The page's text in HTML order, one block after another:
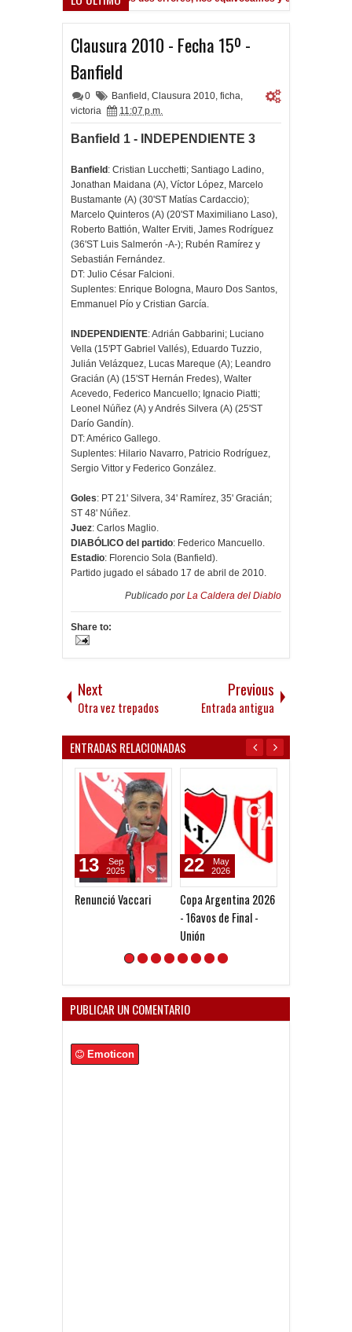
Clausura 2010 - Fecha 15º -
Banfield
0 Banfield , Clausura 2010, ficha,
victoria
11:07 p.m.
Banfield 1 - INDEPENDIENTE 3
Banfield : Cristian Lucchetti; Santiago Ladino,
Jonathan Maidana (A), Víctor López, Marcelo
Bustamante (A) (30'ST Matías Cardaccio);
Marcelo Quinteros (A) (20'ST Maximiliano Laso),
Roberto Battión, Walter Erviti, James Rodríguez
(36'ST Luis Salmerón -A-); Rubén Ramírez y
Sebastián Fernández.
DT: Julio César Falcioni.
Suplentes: Enrique Bologna, Mauro Dos Santos,
Emmanuel Pío y Cristian García.
INDEPENDIENTE: Adrián Gabbarini; Luciano
Vella (15'PT Gabriel Vallés), Eduardo Tuzzio,
Julián Velázquez, Lucas Mareque (A); Leandro
Gracián (A) (15'ST Hernán Fredes), Walter
Acevedo, Federico Mancuello; Ignacio Piatti;
Leonel Núñez (A) y Andrés Silvera (A) (25'ST
Darío Gandín).
DT: Américo Gallego.
Suplentes: Hilario Navarro, Patricio Rodríguez,
Sergio Vittor y Federico González.
Goles: PT 21' Silvera, 34' Ramírez, 35' Gracián;
ST 48' Núñez.
Juez: Carlos Maglio.
DIABÓLICO del partido: Federico Mancuello.
Estadio: Florencio Sola (Banfield).
Partido jugado el sábado 17 de abril de 2010.
Publicado porLa Caldera del Diablo
Share to:
Next
Otra vez trepados
Previous
Entrada antigua
ENTRADAS RELACIONADAS
Copa Argentina 2026
22
May
2026
Clausura 2026 -
Fecha 1 - Estudiantes
26
Jul
2026
PUBLICAR UN COMENTARIO
Emoticon